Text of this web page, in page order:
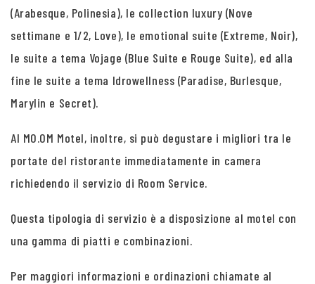
(Arabesque, Polinesia), le collection luxury (Nove
settimane e 1/2, Love), le emotional suite (Extreme, Noir),
le suite a tema Vojage (Blue Suite e Rouge Suite), ed alla
fine le suite a tema Idrowellness (Paradise, Burlesque,
Marylin e Secret).
Al MO.OM Motel, inoltre, si può degustare i migliori tra le
portate del ristorante immediatamente in camera
richiedendo il servizio di Room Service.
Questa tipologia di servizio è a disposizione al motel con
una gamma di piatti e combinazioni.
Per maggiori informazioni e ordinazioni chiamate al